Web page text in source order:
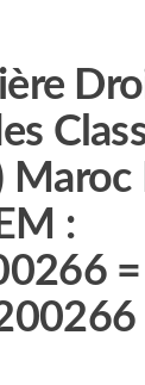
Maroc
:
=